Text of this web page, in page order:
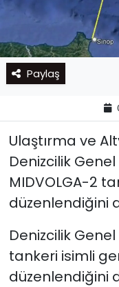
Paylaş
Ulaştırma ve
Denizcilik
MIDVOLGA-2
düzenlendiğini
Denizcilik
tankeri isimli
düzenlendiğini